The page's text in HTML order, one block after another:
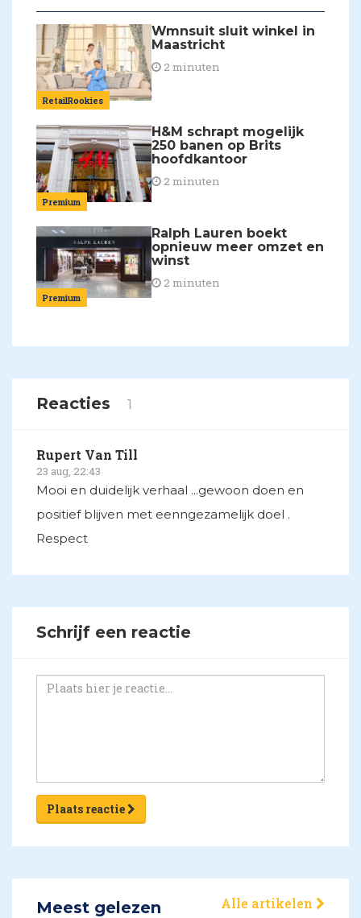
RetailRookies
Wmnsuit sluit winkel in
Maastricht
2 minuten
Premium
H&M schrapt mogelijk
250 banen op Brits
hoofdkantoor
2 minuten
Premium
Ralph Lauren boekt
opnieuw meer omzet en
winst
2 minuten
Reacties 1
Rupert Van Till
23 aug, 22:43
Mooi en duidelijk verhaal ...gewoon doen en
positief blijven met eenngezamelijk doel .
Respect
Schrijf een reactie
Plaats reactie
Meest gelezen Alle artikelen